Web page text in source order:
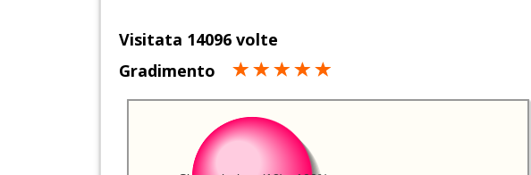
Visitata 14096 volte
Gradimento